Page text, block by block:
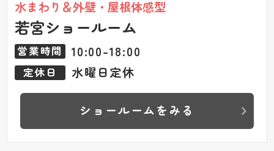
水まわり＆外壁・屋根体感型
若宮ショールーム
営業時間 10:00-18:00
定休日 水曜日定休
ショールームをみる